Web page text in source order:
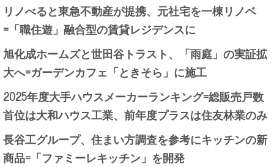
リノべると東急不動産が提携、元社宅を一棟リノベ
=「職住遊」融合型の賃貸レジデンスに
旭化成ホームズと世田谷トラスト、「雨庭」の実証拡
大へ=ガーデンカフェ「ときそら」に施工
2025年度大手ハウスメーカーランキング=総販売戸数
首位は大和ハウス工業、前年度プラスは住友林業のみ
長谷工グループ、住まい方調査を参考にキッチンの新
商品=「ファミーレキッチン」を開発